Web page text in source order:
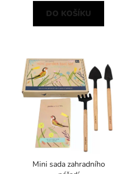
DO KOŠÍKU
Mini sada zahradního